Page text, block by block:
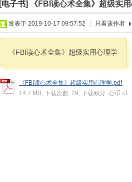
[电子书] 《FBI读心术全集》超级实
发表于 2019-10-17 09:57:52 只看该作者
《FBI读心术全集》超级实用心理学
《FBI读心术全集》超级实用心理学.pdf
14.7 MB, 下载次数: 29, 下载积分: 心币 -3